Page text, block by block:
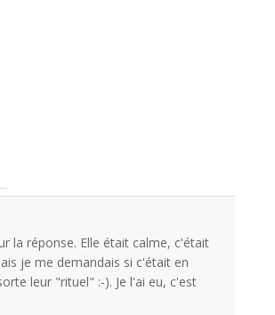
la réponse. Elle était calme, c'était
je me demandais si c'était en
leur "rituel" :-). Je l'ai eu, c'est